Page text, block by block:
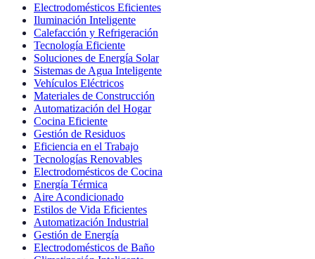
Electrodomésticos Eficientes
Iluminación Inteligente
Calefacción y Refrigeración
Tecnología Eficiente
Soluciones de Energía Solar
Sistemas de Agua Inteligente
Vehículos Eléctricos
Materiales de Construcción
Automatización del Hogar
Cocina Eficiente
Gestión de Residuos
Eficiencia en el Trabajo
Tecnologías Renovables
Electrodomésticos de Cocina
Energía Térmica
Aire Acondicionado
Estilos de Vida Eficientes
Automatización Industrial
Gestión de Energía
Electrodomésticos de Baño